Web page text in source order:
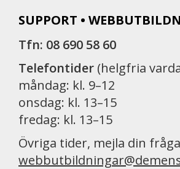
SUPPORT •
Tfn: 08 690 58 60
Telefontider (helgfria
måndag: kl. 9–12
onsdag: kl. 13–15
fredag: kl. 13–15
Övriga tider, mejla din